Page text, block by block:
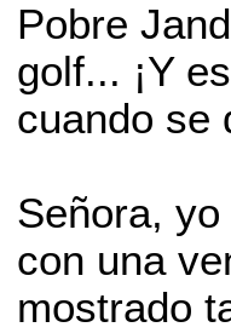
Pobre
golf... ¡Y
cuando se
Señora,
con una
mostrado